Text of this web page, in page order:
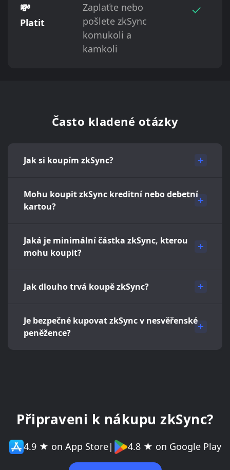
💸
Platit
Zaplaťte nebo
pošlete zkSync
komukoli a
kamkoli
✓
Často kladené otázky
Jak si koupím zkSync?
Mohu koupit zkSync kreditní nebo debetní
kartou?
Jaká je minimální částka zkSync, kterou
mohu koupit?
Jak dlouho trvá koupě zkSync?
Je bezpečné kupovat zkSync v nesvěřenské
peněžence?
Připraveni k nákupu zkSync?
4.9 ★ on App Store| 4.8 ★ on Google Play